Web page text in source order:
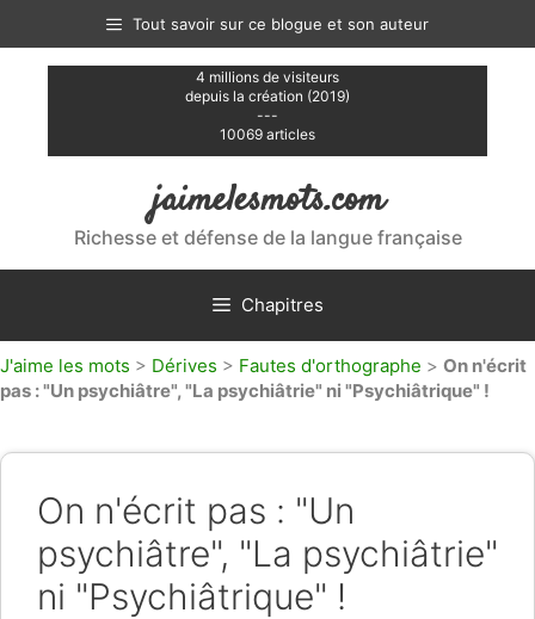
contenu
Tout savoir sur ce blogue et son auteur
4 millions de visiteurs
depuis la création (2019)
---
10069 articles
jaimelesmots.com
Richesse et défense de la langue française
Chapitres
J'aime les mots > Dérives > Fautes d'orthographe > On n'écrit
pas : "Un psychiâtre", "La psychiâtrie" ni "Psychiâtrique" !
On n'écrit pas : "Un
psychiâtre", "La psychiâtrie"
ni "Psychiâtrique" !